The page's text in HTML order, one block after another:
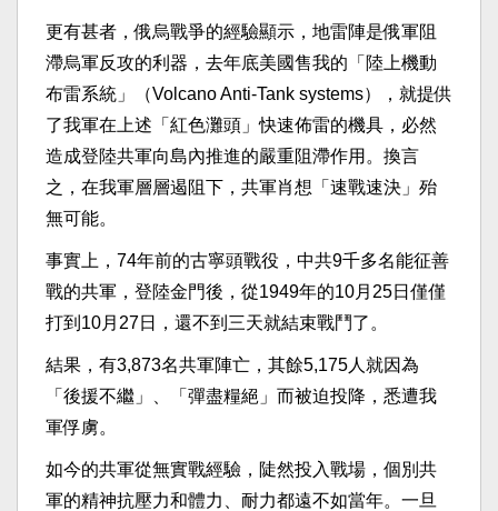
更有甚者，俄烏戰爭的經驗顯示，地雷陣是俄軍阻
滯烏軍反攻的利器，去年底美國售我的「陸上機動
布雷系統」（Volcano Anti-Tank systems），就提供
了我軍在上述「紅色灘頭」快速佈雷的機具，必然
造成登陸共軍向島內推進的嚴重阻滯作用。換言
之，在我軍層層遏阻下，共軍肖想「速戰速決」殆
無可能。
事實上，74年前的古寧頭戰役，中共9千多名能征善
戰的共軍，登陸金門後，從1949年的10月25日僅僅
打到10月27日，還不到三天就結束戰鬥了。
結果，有3,873名共軍陣亡，其餘5,175人就因為
「後援不繼」、「彈盡糧絕」而被迫投降，悉遭我
軍俘虜。
如今的共軍從無實戰經驗，陡然投入戰場，個別共
軍的精神抗壓力和體力、耐力都遠不如當年。一旦